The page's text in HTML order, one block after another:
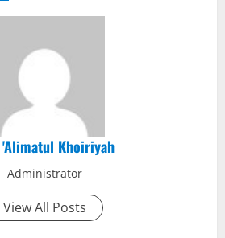
Khoiriyah
Administrator
View All Posts